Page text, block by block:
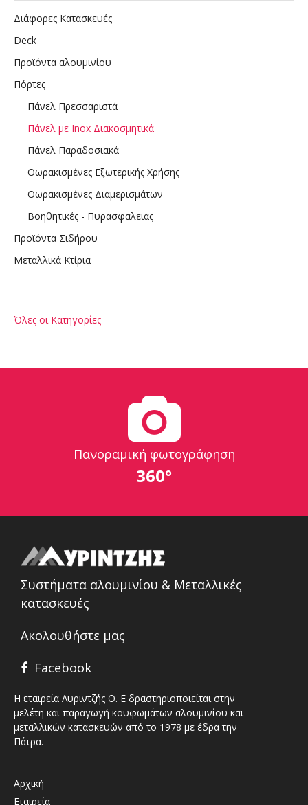
Διάφορες Κατασκευές
Deck
Προϊόντα αλουμινίου
Πόρτες
Πάνελ Πρεσσαριστά
Πάνελ με Inox Διακοσμητικά
Πάνελ Παραδοσιακά
Θωρακισμένες Εξωτερικής Χρήσης
Θωρακισμένες Διαμερισμάτων
Βοηθητικές - Πυρασφαλειας
Προϊόντα Σιδήρου
Μεταλλικά Κτίρια
Όλες οι Κατηγορίες
Πανοραμική φωτογράφηση
360°
Συστήματα αλουμινίου & Μεταλλικές
κατασκευές
Ακολουθήστε μας
Facebook
Η εταιρεία Λυριντζής Ο. Ε δραστηριοποιείται στην
μελέτη και παραγωγή κουφωμάτων αλουμινίου και
μεταλλικών κατασκευών από το 1978 με έδρα την
Πάτρα.
Αρχική
Εταιρεία